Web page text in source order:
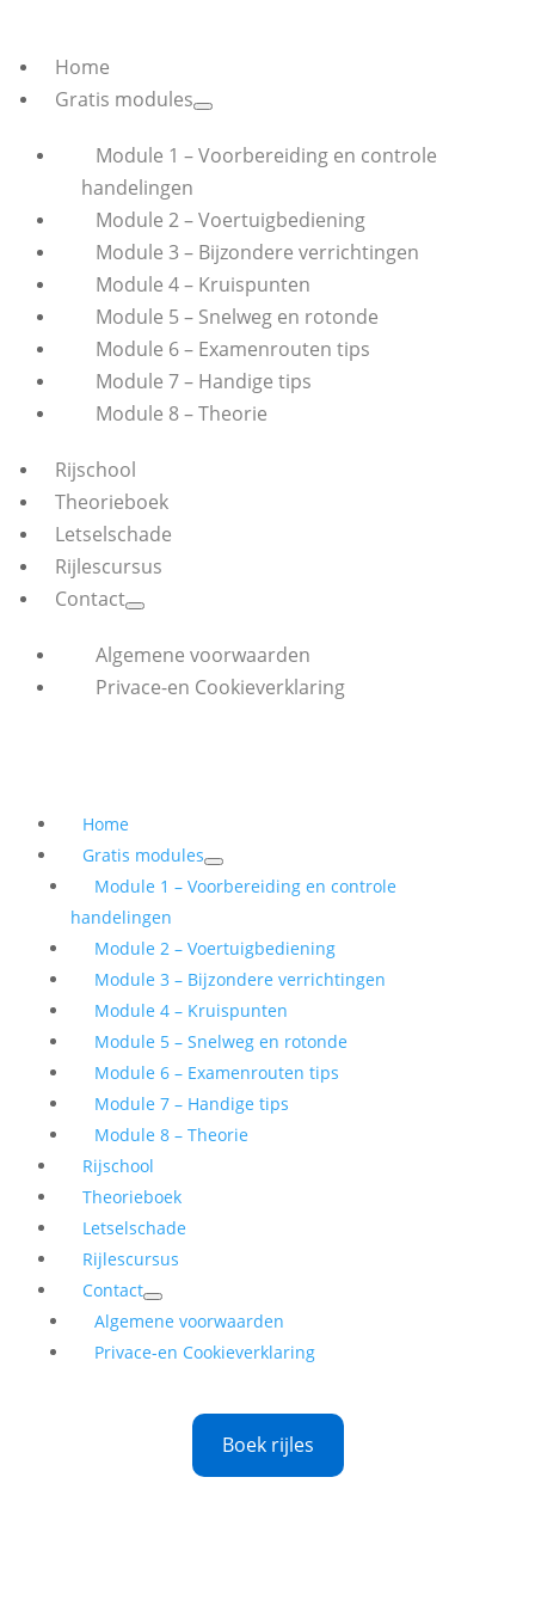
Home
Gratis modules
Module 1 – Voorbereiding en controle
handelingen
Module 2 – Voertuigbediening
Module 3 – Bijzondere verrichtingen
Module 4 – Kruispunten
Module 5 – Snelweg en rotonde
Module 6 – Examenrouten tips
Module 7 – Handige tips
Module 8 – Theorie
Rijschool
Theorieboek
Letselschade
Rijlescursus
Contact
Algemene voorwaarden
Privace-en Cookieverklaring
Home
Gratis modules
Module 1 – Voorbereiding en controle
handelingen
Module 2 – Voertuigbediening
Module 3 – Bijzondere verrichtingen
Module 4 – Kruispunten
Module 5 – Snelweg en rotonde
Module 6 – Examenrouten tips
Module 7 – Handige tips
Module 8 – Theorie
Rijschool
Theorieboek
Letselschade
Rijlescursus
Contact
Algemene voorwaarden
Privace-en Cookieverklaring
Boek rijles